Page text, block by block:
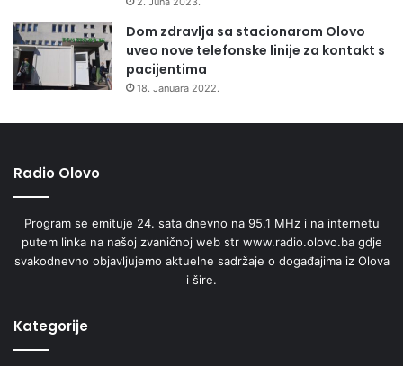
YOUTUBE LINK:
Dom zdravlja sa stacionarom Olovo
uveo nove telefonske linije za kontakt s
pacijentima
18. Januara 2022.
Radio Olovo
Program se emituje 24. sata dnevno na 95,1 MHz i na internetu
putem linka na našoj zvaničnoj web str www.radio.olovo.ba gdje
svakodnevno objavljujemo aktuelne sadržaje o događajima iz Olova
i šire.
Kategorije